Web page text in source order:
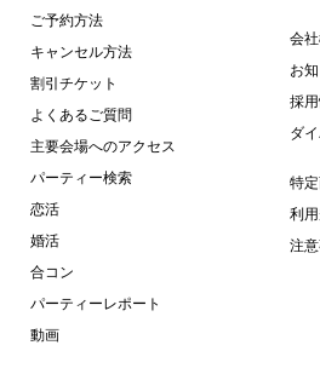
ご予約方法
キャンセル方法
割引チケット
よくあるご質問
主要会場へのアクセス
パーティー検索
恋活
婚活
合コン
パーティーレポート
動画
会
お
採
ダ
特
利
注